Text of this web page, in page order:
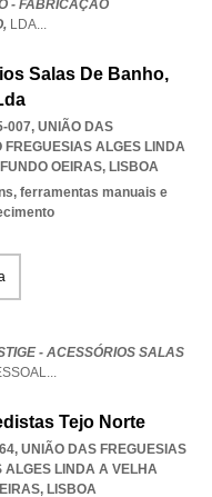
- FABRICAÇÃO
LDA...
Salas De Banho,
007, UNIÃO DAS
FREGUESIAS ALGES LINDA
OEIRAS, LISBOA
ferramentas manuais e
- ACESSÓRIOS SALAS
...
Tejo Norte
UNIÃO DAS FREGUESIAS
ALGES LINDA A VELHA
, LISBOA